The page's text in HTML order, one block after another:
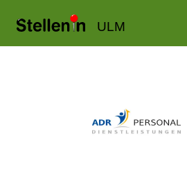
ULM